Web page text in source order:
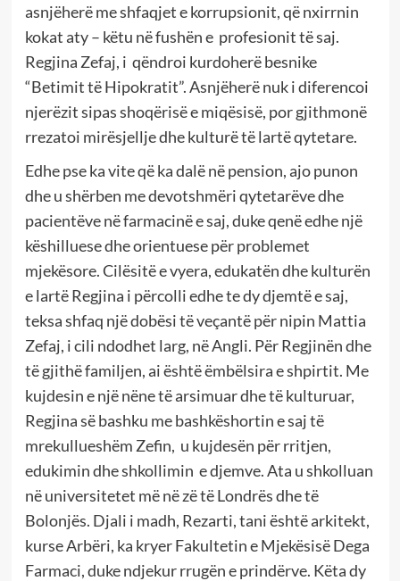
asnjëherë me shfaqjet e korrupsionit, që nxirrnin
kokat aty – këtu në fushën e profesionit të saj.
Regjina Zefaj, i qëndroi kurdoherë besnike
“Betimit të Hipokratit”. Asnjëherë nuk i diferencoi
njerëzit sipas shoqërisë e miqësisë, por gjithmonë
rrezatoi mirësjellje dhe kulturë të lartë qytetare.
Edhe pse ka vite që ka dalë në pension, ajo punon
dhe u shërben me devotshmëri qytetarëve dhe
pacientëve në farmacinë e saj, duke qenë edhe një
këshilluese dhe orientuese për problemet
mjekësore. Cilësitë e vyera, edukatën dhe kulturën
e lartë Regjina i përcolli edhe te dy djemtë e saj,
teksa shfaq një dobësi të veçantë për nipin Mattia
Zefaj, i cili ndodhet larg, në Angli. Për Regjinën dhe
të gjithë familjen, ai është ëmbëlsira e shpirtit. Me
kujdesin e një nëne të arsimuar dhe të kulturuar,
Regjina së bashku me bashkëshortin e saj të
mrekullueshëm Zefin, u kujdesën për rritjen,
edukimin dhe shkollimin e djemve. Ata u shkolluan
në universitetet më në zë të Londrës dhe të
Bolonjës. Djali i madh, Rezarti, tani është arkitekt,
kurse Arbëri, ka kryer Fakultetin e Mjekësisë Dega
Farmaci, duke ndjekur rrugën e prindërve. Këta dy